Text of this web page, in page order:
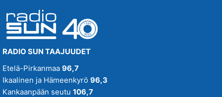
RADIO SUN TAAJUUDET
Etelä-Pirkanmaa 96,7
Ikaalinen ja Hämeenkyrö 96,3
Kankaanpään seutu 106,7